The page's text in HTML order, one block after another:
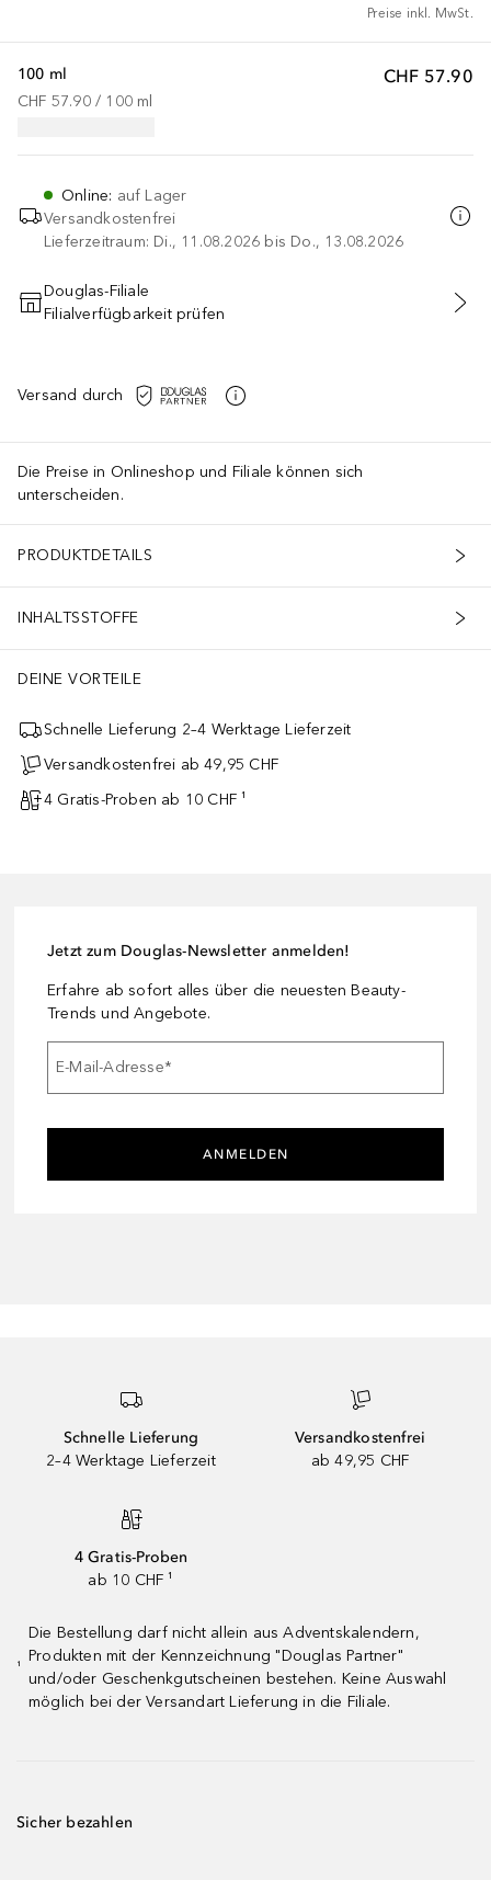
Preise inkl. MwSt.
CHF 57.90
100 ml
CHF 57.90 / 100 ml
Online: auf Lager
Versandkostenfrei
Lieferzeitraum: Di., 11.08.2026 bis Do., 13.08.2026
IN DEN WARENKORB
Douglas-Filiale
Filialverfügbarkeit prüfen
Versand durch
Die Preise in Onlineshop und Filiale können sich
unterscheiden.
PRODUKTDETAILS
INHALTSSTOFFE
DEINE VORTEILE
Schnelle Lieferung 2–4 Werktage Lieferzeit
Versandkostenfrei ab 49,95 CHF
4 Gratis-Proben ab 10 CHF ¹
Jetzt zum Douglas-Newsletter anmelden!
Erfahre ab sofort alles über die neuesten Beauty-
Trends und Angebote.
E-Mail-Adresse*
ANMELDEN
Schnelle Lieferung
2–4 Werktage Lieferzeit
Versandkostenfrei
ab 49,95 CHF
4 Gratis-Proben
ab 10 CHF ¹
¹
Die Bestellung darf nicht allein aus Adventskalendern,
Produkten mit der Kennzeichnung "Douglas Partner"
und/oder Geschenkgutscheinen bestehen. Keine Auswahl
möglich bei der Versandart Lieferung in die Filiale.
Sicher bezahlen